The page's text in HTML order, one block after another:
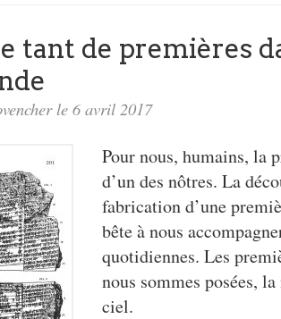
tant de premières
le 6 avril 2017
Pour nous, humains, la
d’un des nôtres. La
fabrication d’une
bête à nous
quotidiennes. Les
nous sommes posées,
ciel.